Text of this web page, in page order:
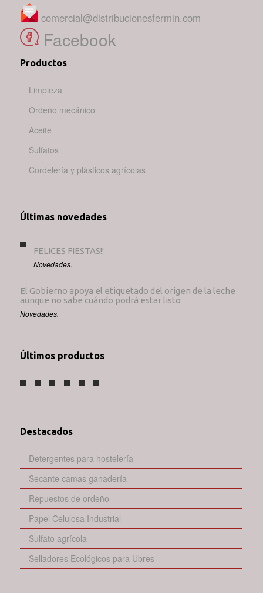
comercial@distribucionesfermin.com
Facebook
Productos
Limpieza
Ordeño mecánico
Aceite
Sulfatos
Cordelería y plásticos agrícolas
Últimas novedades
FELICES FIESTAS!!
Novedades.
El Gobierno apoya el etiquetado del origen de la leche
aunque no sabe cuándo podrá estar listo
Novedades.
Últimos productos
Destacados
Detergentes para hostelería
Secante camas ganadería
Repuestos de ordeño
Papel Celulosa Industrial
Sulfato agrícola
Selladores Ecológicos para Ubres